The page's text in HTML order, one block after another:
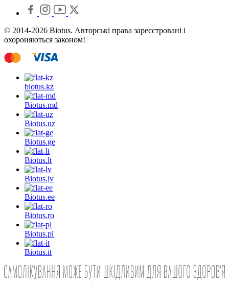
© 2014-2026 Biotus. Авторські права зареєстровані і
охороняються законом!
biotus.kz
Biotus.md
Biotus.uz
Biotus.ge
Biotus.lt
Biotus.lv
Biotus.ee
Biotus.ro
Biotus.pl
Biotus.it